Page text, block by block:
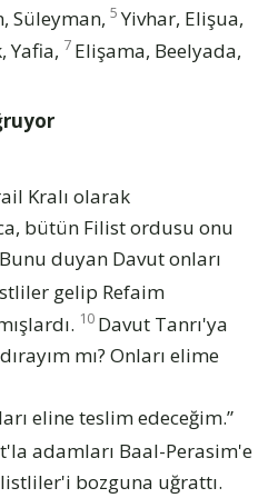
Süleyman, 5 Yivhar, Elişua,
Yafia, 7 Elişama, Beelyada,
Kralı olarak
bütün Filist ordusu onu
duyan Davut onları
gelip Refaim
10 Davut Tanrı'ya
mı? Onları elime
eline teslim edeceğim.”
adamları Baal-Perasim'e
bozguna uğrattı.